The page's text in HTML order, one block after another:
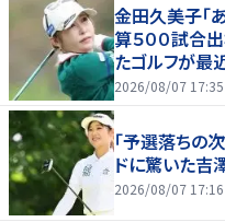
金田久美子「
算５００試合
たゴルフが最
たいな」
2026/08/07 17:35
「予選落ちの
ドに驚いた吉
2026/08/07 17:16